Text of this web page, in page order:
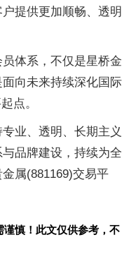
提供更加顺畅、透明
体系，不仅是星桥金
向未来持续深化国际
点。
业、透明、长期主义
品牌建设，持续为全
属(881169)交易平
慎！此文仅供参考，不